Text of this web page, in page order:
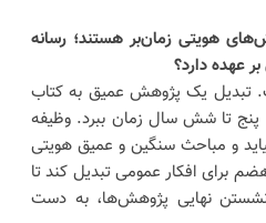
هویتی زمان‌بر هستند؛ رسانه
عهده دارد؟
تبدیل یک پژوهش عمیق به کتاب
پنج تا شش سال زمان ببرد. وظیفه
و مباحث سنگین و عمیق هویتی
برای افکار عمومی تبدیل کند تا
نهایی پژوهش‌ها، به دست